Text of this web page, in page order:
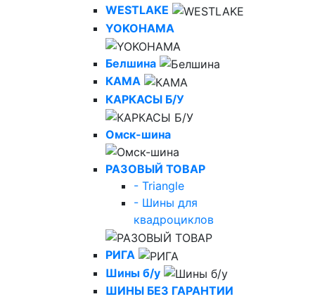
WESTLAKE
YOKOHAMA
Белшина
КАМА
КАРКАСЫ Б/У
Омск-шина
РАЗОВЫЙ ТОВАР
- Triangle
- Шины для
квадроциклов
РИГА
Шины б/у
ШИНЫ БЕЗ ГАРАНТИИ